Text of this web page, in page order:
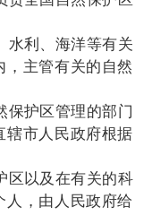
活的关系。
机构或者其行
的捐赠，用于
府应当加强对
自然保护区内
破坏、侵占自